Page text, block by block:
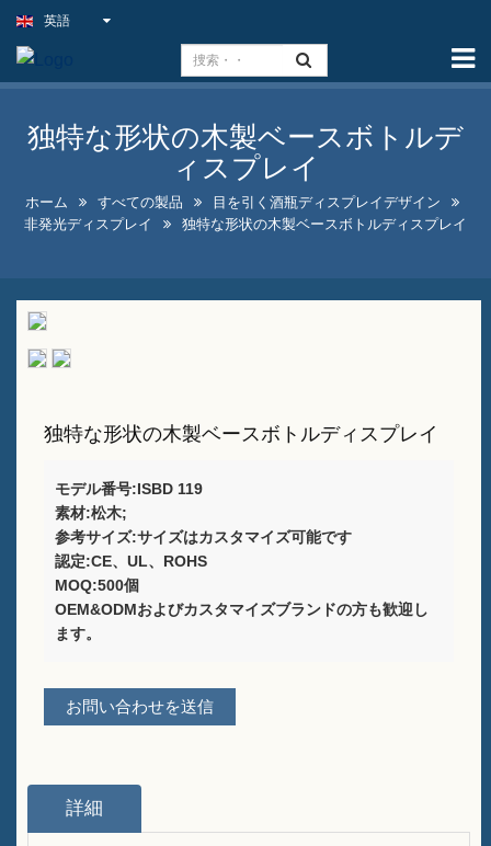
能力
スリムライトサイン
屋内ビジネス看板をお得な価
最適なフェイクネオンサイン
ソリューション
ワイン包装ソリューションプ
ロバイダー
テーブル用のカスタムバーメ
ニューホルダースタンド
バーアクセサリー
英語
独特な形状の木製ベースボトルデ
ィスプレイ
ホーム すべての製品
目を引く酒瓶ディスプレイデザイン
非発光ディスプレイ
独特な形状の木製ベースボトルディスプレイ
独特な形状の木製ベースボトルディスプレイ
モデル番号:ISBD 119
素材:松木;
参考サイズ:サイズはカスタマイズ可能です
認定:CE、UL、ROHS
MOQ:500個
OEM&ODMおよびカスタマイズブランドの方も歓迎し
ます。
お問い合わせを送信
詳細